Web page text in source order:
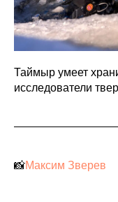
Таймыр умеет
исследователи
📸Максим Зверев